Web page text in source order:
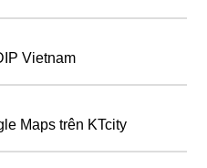
Vietnam
Maps trên KTcity